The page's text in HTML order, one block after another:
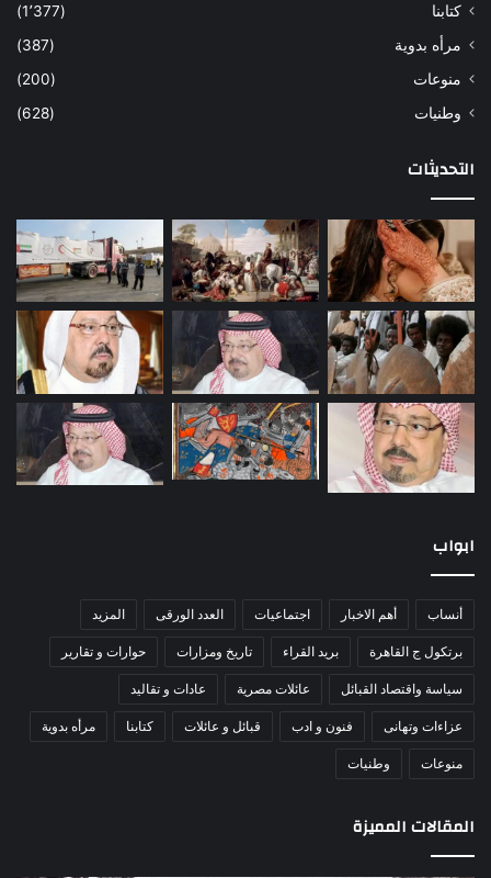
كتابنا
(1٬377)
مرأه بدوية
(387)
منوعات
(200)
وطنيات
(628)
التحديثات
ابواب
أنساب أهم الاخبار اجتماعيات العدد الورقى المزيد
برتكول ج القاهرة بريد القراء تاريخ ومزارات حوارات و تقارير
سياسة واقتصاد القبائل عائلات مصرية عادات و تقاليد
عزاءات وتهانى فنون و ادب قبائل و عائلات كتابنا مرأه بدوية
منوعات وطنيات
المقالات المميزة